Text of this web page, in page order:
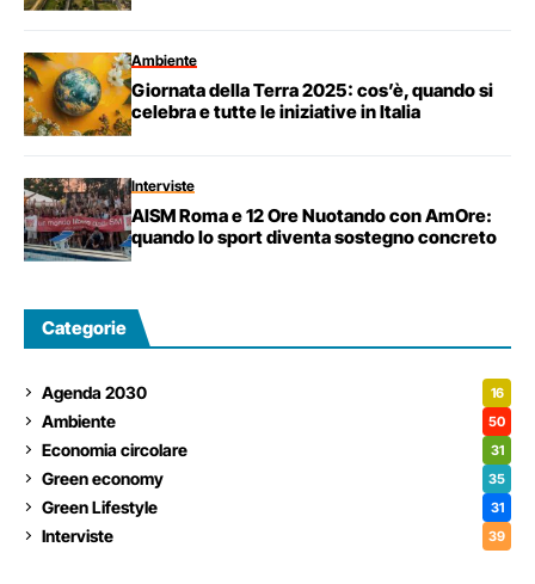
Ambiente
Giornata della Terra 2025: cos’è, quando si
celebra e tutte le iniziative in Italia
Interviste
AISM Roma e 12 Ore Nuotando con AmOre:
quando lo sport diventa sostegno concreto
Categorie
Agenda 2030 16
Ambiente 50
Economia circolare 31
Green economy 35
Green Lifestyle 31
Interviste 39